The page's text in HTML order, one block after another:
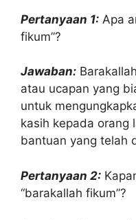
Pertanyaan 1: Apa
fikum”?
Jawaban:
atau ucapan yang
untuk
kasih kepada orang
bantuan yang telah
Pertanyaan 2:
“barakallah fikum”?